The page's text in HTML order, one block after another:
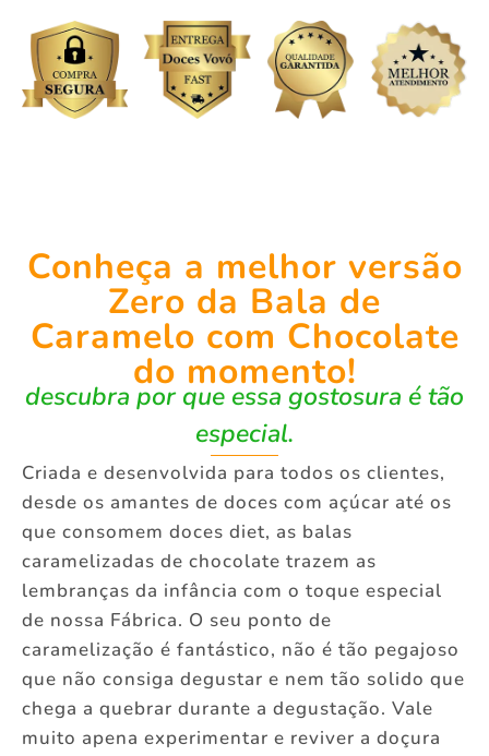
Conheça a melhor versão
Zero da Bala de
Caramelo com Chocolate
do momento!
descubra por que essa gostosura é tão
especial.
Criada e desenvolvida para todos os clientes,
desde os amantes de doces com açúcar até os
que consomem doces diet, as balas
caramelizadas de chocolate trazem as
lembranças da infância com o toque especial
de nossa Fábrica. O seu ponto de
caramelização é fantástico, não é tão pegajoso
que não consiga degustar e nem tão solido que
chega a quebrar durante a degustação. Vale
muito apena experimentar e reviver a doçura